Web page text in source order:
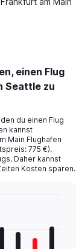
einen Flug
Seattle zu
du einen Flug
kannst
Main Flughafen
775 €).
Daher kannst
Kosten sparen.